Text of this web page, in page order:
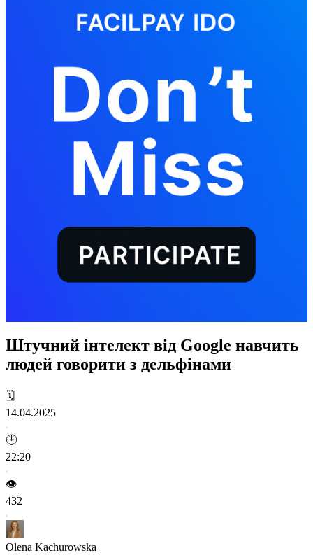
Штучний інтелект від Google навчить
людей говорити з дельфінами
🗓️
14.04.2025
🕒
22:20
👁️
432
Olena Kachurowska